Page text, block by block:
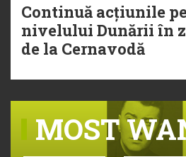
Continuă acțiunile
nivelului Dunării în
de la Cernavodă
MOST